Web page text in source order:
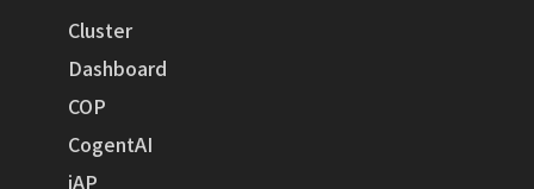
Cluster
Dashboard
COP
CogentAI
iAP